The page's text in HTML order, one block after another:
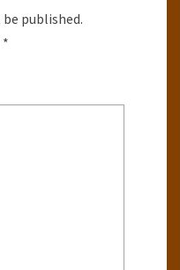
published.
*